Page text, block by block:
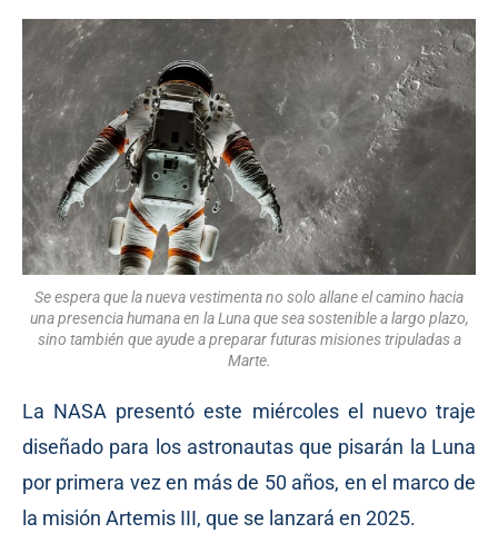
Se espera que la nueva vestimenta no solo allane el camino hacia
una presencia humana en la Luna que sea sostenible a largo plazo,
sino también que ayude a preparar futuras misiones tripuladas a
Marte.
La NASA presentó este miércoles el nuevo traje
diseñado para los astronautas que pisarán la Luna
por primera vez en más de 50 años, en el marco de
la misión Artemis III, que se lanzará en 2025.